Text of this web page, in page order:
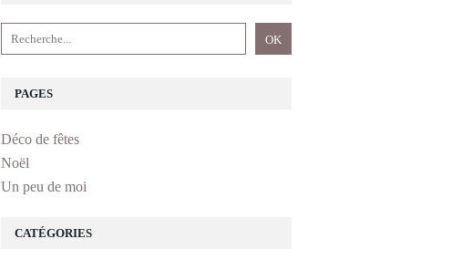
PAGES
Déco de fêtes
Noël
Un peu de moi
CATÉGORIES